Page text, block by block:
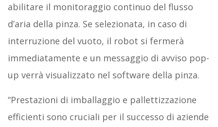
abilitare il monitoraggio continuo del flusso
d’aria della pinza. Se selezionata, in caso di
interruzione del vuoto, il robot si fermerà
immediatamente e un messaggio di avviso pop-
up verrà visualizzato nel software della pinza.
“Prestazioni di imballaggio e pallettizzazione
efficienti sono cruciali per il successo di aziende